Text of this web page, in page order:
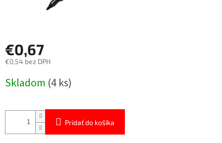
€0,67
€0,54 bez DPH
cena:
Skladom (4 ks)
Pridať do košíka